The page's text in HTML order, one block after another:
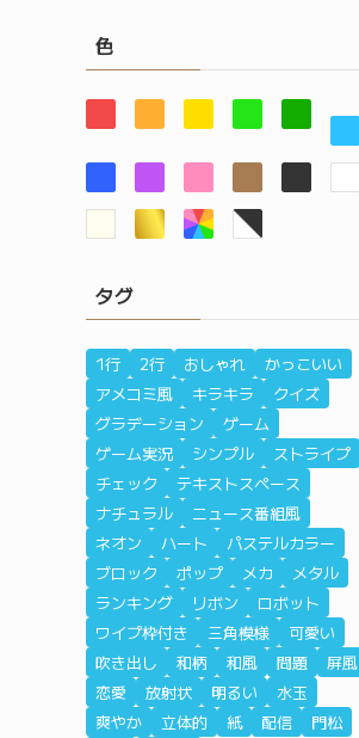
色
タグ
1行 2行 おしゃれ
かっこいい
アメコミ風
キラキラ
クイズ
グラデーション
ゲーム
ゲーム実況
シンプル
ストライプ
チェック
テキストスペース
ナチュラル
ニュース番組風
ネオン
ハート
パステルカラー
ブロック
ポップ メカ
メタル
ランキング
リボン
ロボット
ワイプ枠付き
三角模様
可愛い
吹き出し
和柄 和風 問題
屏風
恋愛
放射状 明るい
水玉
爽やか
立体的 紙 配信
門松